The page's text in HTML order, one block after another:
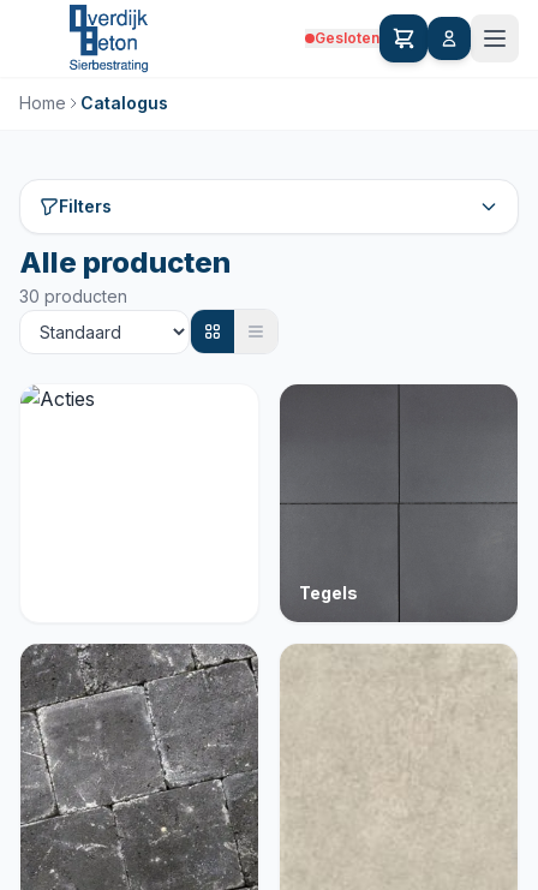
Gesloten
Home Catalogus
Filters
Alle producten
30 producten
Tegels